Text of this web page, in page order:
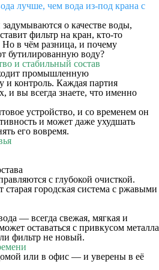
лучше, чем вода из-под крана с
о качестве воды,
фильтр на кран, кто-то
Но в чём разница, и почему
бутилированную воду?
и стабильный состав
промышленную
и контроль. Каждая партия
и вы всегда знаете, что именно
устройство, и со временем он
и может даже ухудшать
его вовремя.
с глубокой очисткой.
старая городская система с ржавыми
— всегда свежая, мягкая и
оставаться с привкусом металла
фильтр не новый.
или в офис — и уверены в её